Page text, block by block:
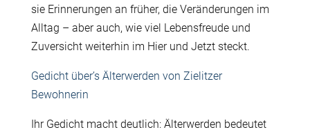
sie Erinnerungen an früher, die Veränderungen im
Alltag – aber auch, wie viel Lebensfreude und
Zuversicht weiterhin im Hier und Jetzt steckt.
Gedicht über’s Älterwerden von Zielitzer
Bewohnerin
Ihr Gedicht macht deutlich: Älterwerden bedeutet